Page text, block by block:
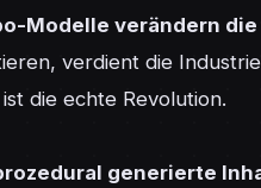
Modelle verändern
verdient die
die echte Revolution.
generierte